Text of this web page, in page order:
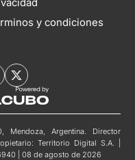
y condiciones
Mendoza, Argentina. Director
Territorio Digital S.A. |
| 08 de agosto de 2026